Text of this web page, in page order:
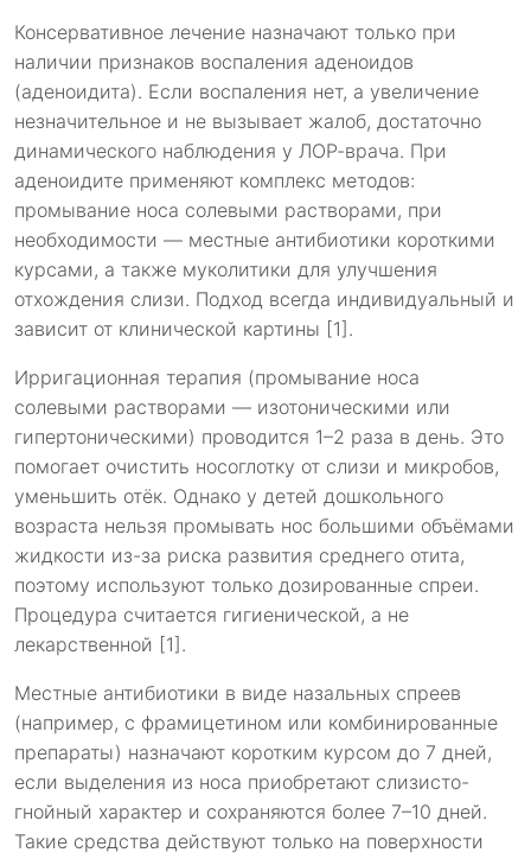
Консервативное лечение назначают только при
наличии признаков воспаления аденоидов
(аденоидита). Если воспаления нет, а увеличение
незначительное и не вызывает жалоб, достаточно
динамического наблюдения у ЛОР-врача. При
аденоидите применяют комплекс методов:
промывание носа солевыми растворами, при
необходимости — местные антибиотики короткими
курсами, а также муколитики для улучшения
отхождения слизи. Подход всегда индивидуальный и
зависит от клинической картины [1].
Ирригационная терапия (промывание носа
солевыми растворами — изотоническими или
гипертоническими) проводится 1–2 раза в день. Это
помогает очистить носоглотку от слизи и микробов,
уменьшить отёк. Однако у детей дошкольного
возраста нельзя промывать нос большими объёмами
жидкости из-за риска развития среднего отита,
поэтому используют только дозированные спреи.
Процедура считается гигиенической, а не
лекарственной [1].
Местные антибиотики в виде назальных спреев
(например, с фрамицетином или комбинированные
препараты) назначают коротким курсом до 7 дней,
если выделения из носа приобретают слизисто-
гнойный характер и сохраняются более 7–10 дней.
Такие средства действуют только на поверхности